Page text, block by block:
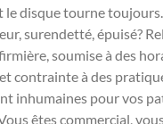
le disque tourne
surendetté, épuisé?
soumise à des
contrainte à des
inhumaines pour vos
êtes commercial,